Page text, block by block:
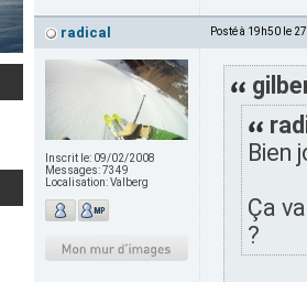
radical Posté à 19h50 le
Inscrit le: 09/02/2008
Messages:7349
Localisation:Valberg
Bien
Ça
?